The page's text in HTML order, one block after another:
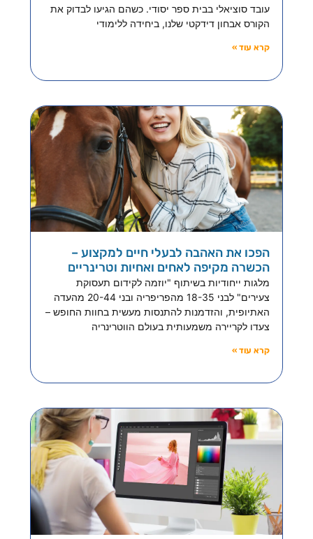
עובד סוציאלי בבית ספר יסודי. כשהם הגיעו לבדוק את
הקורס אבחון דידקטי שלנו, ביחידה ללימודי
קרא עוד »
הפכו את האהבה לבעלי חיים למקצוע –
הכשרה מקיפה לאחים ואחיות וטרינריים
מלגות ייחודיות בשיתוף "יוזמה לקידום תעסוקת
צעירים" לבני 18-35 מהפריפריה ובני 20-44 מהעדה
האתיופית, והזדמנות להתנסות מעשית בחוות החופש –
צעדו לקריירה משמעותית בעולם הווטרינריה
קרא עוד »